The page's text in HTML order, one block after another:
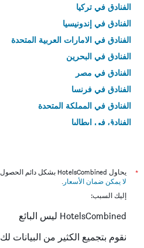
الفنادق في تركيا
الفنادق في إندونيسيا
الفنادق في الامارات العربية المتحدة
الفنادق في البحرين
الفنادق في مصر
الفنادق في فرنسا
الفنادق في المملكة المتحدة
الفنادق في إيطاليا
*
يحاول HotelsCombined بشكل دائم الحصول على الأسعار الدقيقة، ولكن
لا يمكن ضمان الأسعار .
إليك السبب:
HotelsCombined ليس البائع
نقوم بتجميع الكثير من البيانات لك